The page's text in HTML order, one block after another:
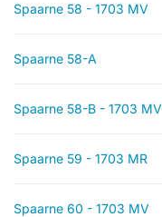
Spaarne 58 - 1703 MV
Spaarne 58-A
Spaarne 58-B - 1703 MV
Spaarne 59 - 1703 MR
Spaarne 60 - 1703 MV